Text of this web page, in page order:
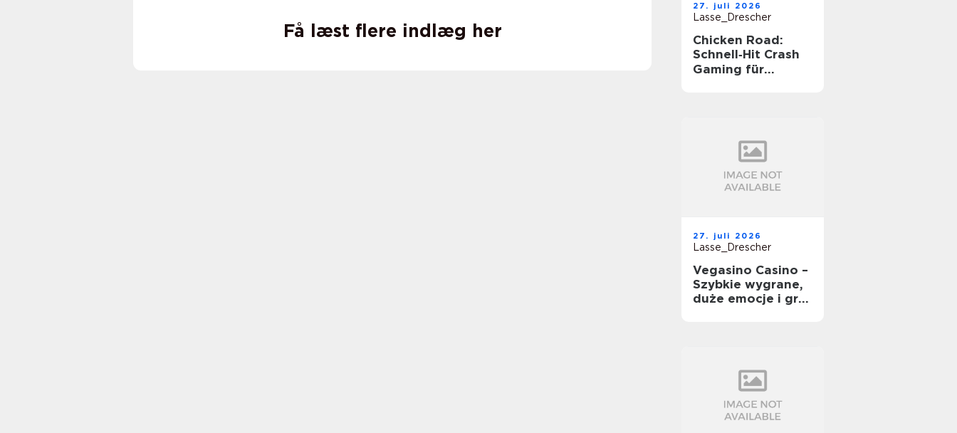
Få læst flere indlæg her
27. juli 2026
Lasse_Drescher
Chicken Road:
Schnell‑Hit Crash
Gaming für
27. juli 2026
Lasse_Drescher
Vegasino Casino –
Szybkie wygrane,
duże emocje i gra